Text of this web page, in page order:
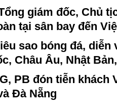
giám đốc, Chủ
tại sân bay đến
sao bóng đá,
Châu Âu, Nhật
PB đón tiễn khách
Đà Nẵng